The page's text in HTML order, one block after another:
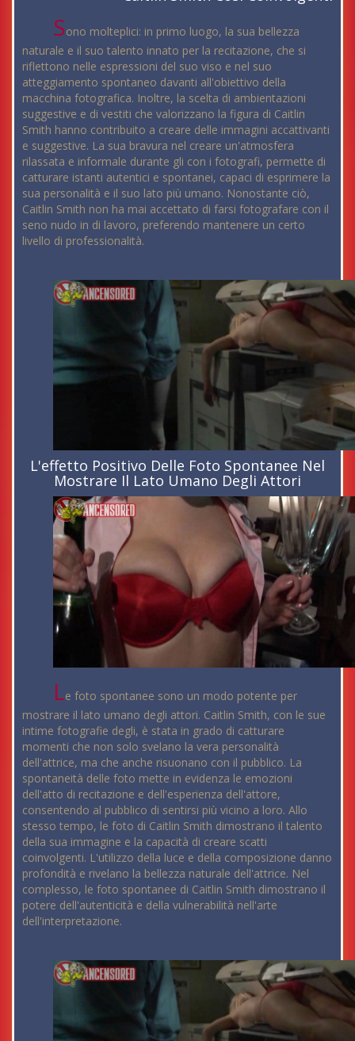
Sono molteplici: in primo luogo, la sua bellezza
naturale e il suo talento innato per la recitazione, che si
riflettono nelle espressioni del suo viso e nel suo
atteggiamento spontaneo davanti all'obiettivo della
macchina fotografica. Inoltre, la scelta di ambientazioni
suggestive e di vestiti che valorizzano la figura di Caitlin
Smith hanno contribuito a creare delle immagini accattivanti
e suggestive. La sua bravura nel creare un'atmosfera
rilassata e informale durante gli con i fotografi, permette di
catturare istanti autentici e spontanei, capaci di esprimere la
sua personalità e il suo lato più umano. Nonostante ciò,
Caitlin Smith non ha mai accettato di farsi fotografare con il
seno nudo in di lavoro, preferendo mantenere un certo
livello di professionalità.
L'effetto Positivo Delle Foto Spontanee Nel
Mostrare Il Lato Umano Degli Attori
Le foto spontanee sono un modo potente per
mostrare il lato umano degli attori. Caitlin Smith, con le sue
intime fotografie degli, è stata in grado di catturare
momenti che non solo svelano la vera personalità
dell'attrice, ma che anche risuonano con il pubblico. La
spontaneità delle foto mette in evidenza le emozioni
dell'atto di recitazione e dell'esperienza dell'attore,
consentendo al pubblico di sentirsi più vicino a loro. Allo
stesso tempo, le foto di Caitlin Smith dimostrano il talento
della sua immagine e la capacità di creare scatti
coinvolgenti. L'utilizzo della luce e della composizione danno
profondità e rivelano la bellezza naturale dell'attrice. Nel
complesso, le foto spontanee di Caitlin Smith dimostrano il
potere dell'autenticità e della vulnerabilità nell'arte
dell'interpretazione.